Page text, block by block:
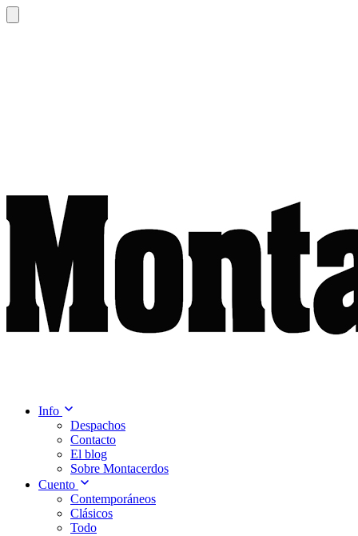
Info
Despachos
Contacto
El blog
Sobre Montacerdos
Cuento
Contemporáneos
Clásicos
Todo